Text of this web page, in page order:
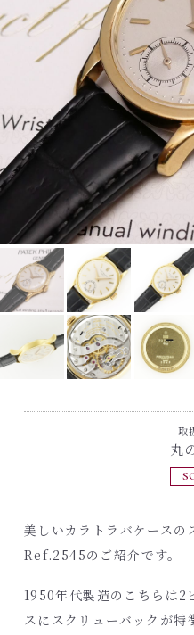
取
丸
美しいカラトラバケースの
Ref.2545のご紹介です。
1950年代製造のこちらは2
スにスクリューバックが